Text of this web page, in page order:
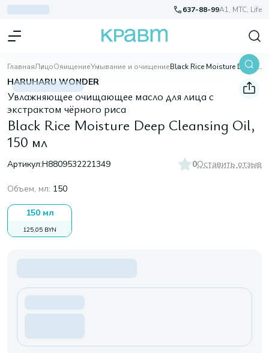
637-88-99A1, МТС, Life
ГлавнаяЛицоОчищениеУмывание и очищение Black Rice Moisture Deep Cleansing Oil, 150 мл
HARUHARU WONDER
Увлажняющее очищающее масло для лица с
экстрактом чёрного риса
Black Rice Moisture Deep Cleansing Oil,
150 мл
Артикул:H8809532221349 0Оставить отзыв
Объем, мл: 150
150 мл
125,05 BYN